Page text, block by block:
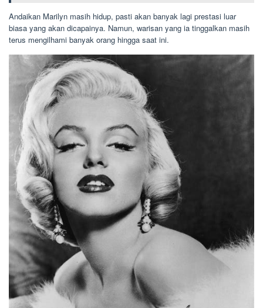
Andaikan Marilyn masih hidup, pasti akan banyak lagi prestasi luar
biasa yang akan dicapainya. Namun, warisan yang ia tinggalkan masih
terus mengilhami banyak orang hingga saat ini.